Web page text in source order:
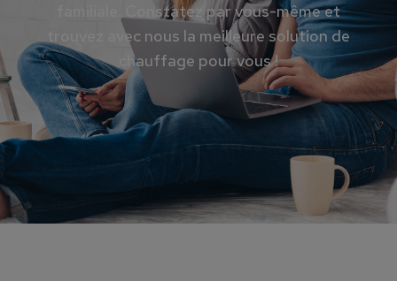
familiale. Constatez par vous-même et
trouvez avec nous la meilleure solution de
chauffage pour vous !